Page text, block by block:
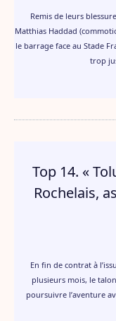
Remis de leurs
Matthias Haddad
le barrage face au Stade
trop
Top 14. «
Rochelais,
En fin de contrat à
plusieurs mois, le
poursuivre l’aventure